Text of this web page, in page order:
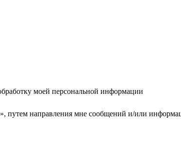
моей персональной информации
направления мне сообщений и/или